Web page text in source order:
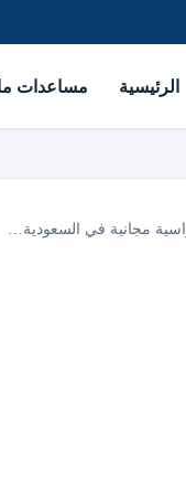
الرئيسية مساعدات